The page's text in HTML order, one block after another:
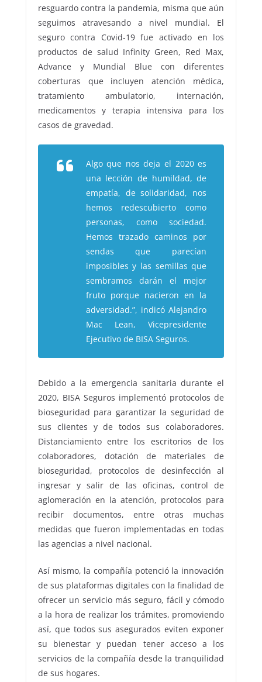
resguardo contra la pandemia, misma que aún
seguimos atravesando a nivel mundial. El
seguro contra Covid-19 fue activado en los
productos de salud Infinity Green, Red Max,
Advance y Mundial Blue con diferentes
coberturas que incluyen atención médica,
tratamiento ambulatorio, internación,
medicamentos y terapia intensiva para los
casos de gravedad.
Algo que nos deja el 2020 es
una lección de humildad, de
empatía, de solidaridad, nos
hemos redescubierto como
personas, como sociedad.
Hemos trazado caminos por
sendas que parecían
imposibles y las semillas que
sembramos darán el mejor
fruto porque nacieron en la
adversidad.”, indicó Alejandro
Mac Lean, Vicepresidente
Ejecutivo de BISA Seguros.
Debido a la emergencia sanitaria durante el
2020, BISA Seguros implementó protocolos de
bioseguridad para garantizar la seguridad de
sus clientes y de todos sus colaboradores.
Distanciamiento entre los escritorios de los
colaboradores, dotación de materiales de
bioseguridad, protocolos de desinfección al
ingresar y salir de las oficinas, control de
aglomeración en la atención, protocolos para
recibir documentos, entre otras muchas
medidas que fueron implementadas en todas
las agencias a nivel nacional.
Así mismo, la compañía potenció la innovación
de sus plataformas digitales con la finalidad de
ofrecer un servicio más seguro, fácil y cómodo
a la hora de realizar los trámites, promoviendo
así, que todos sus asegurados eviten exponer
su bienestar y puedan tener acceso a los
servicios de la compañía desde la tranquilidad
de sus hogares.